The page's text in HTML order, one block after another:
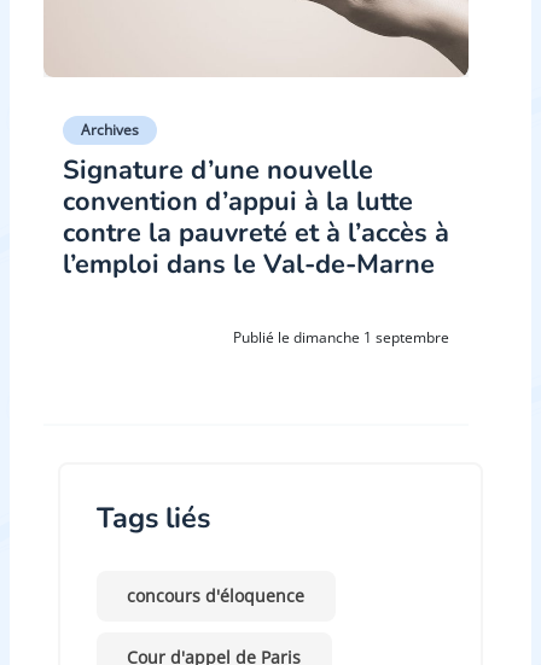
Archives
Signature d’une nouvelle
convention d’appui à la lutte
contre la pauvreté et à l’accès à
l’emploi dans le Val-de-Marne
Publié le dimanche 1 septembre
Tags liés
concours d'éloquence
Cour d'appel de Paris